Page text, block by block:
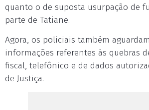
quanto o de suposta usurpação de
parte de Tatiane.
Agora, os policiais também
informações referentes às quebras
fiscal, telefônico e de dados
de Justiça.